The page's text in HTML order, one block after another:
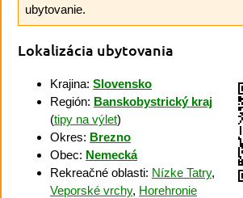
ubytovanie.
Lokalizácia ubytovania
Krajina: Slovensko
Región: Banskobystrický kraj
(tipy na výlet)
Okres: Brezno
Obec: Nemecká
Rekreačné oblasti: Nízke Tatry,
Veporské vrchy, Horehronie